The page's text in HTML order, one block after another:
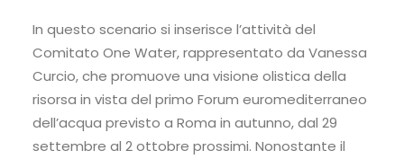
In questo scenario si inserisce l’attività del
Comitato One Water, rappresentato da Vanessa
Curcio, che promuove una visione olistica della
risorsa in vista del primo Forum euromediterraneo
dell’acqua previsto a Roma in autunno, dal 29
settembre al 2 ottobre prossimi. Nonostante il